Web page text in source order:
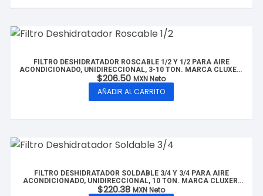
FILTRO DESHIDRATADOR ROSCABLE 1/2 Y 1/2 PARA AIRE
ACONDICIONADO, UNIDIRECCIONAL, 3-10 TON. MARCA CLUXER,
MODELO: CX-FDR1/2-10T
$206.50 MXN Neto
AÑADIR AL CARRITO
FILTRO DESHIDRATADOR SOLDABLE 3/4 Y 3/4 PARA AIRE
ACONDICIONADO, UNIDIRECCIONAL, 10 TON. MARCA CLUXER,
MODELO: CX-FDS3/4-10T
$220.38 MXN Neto